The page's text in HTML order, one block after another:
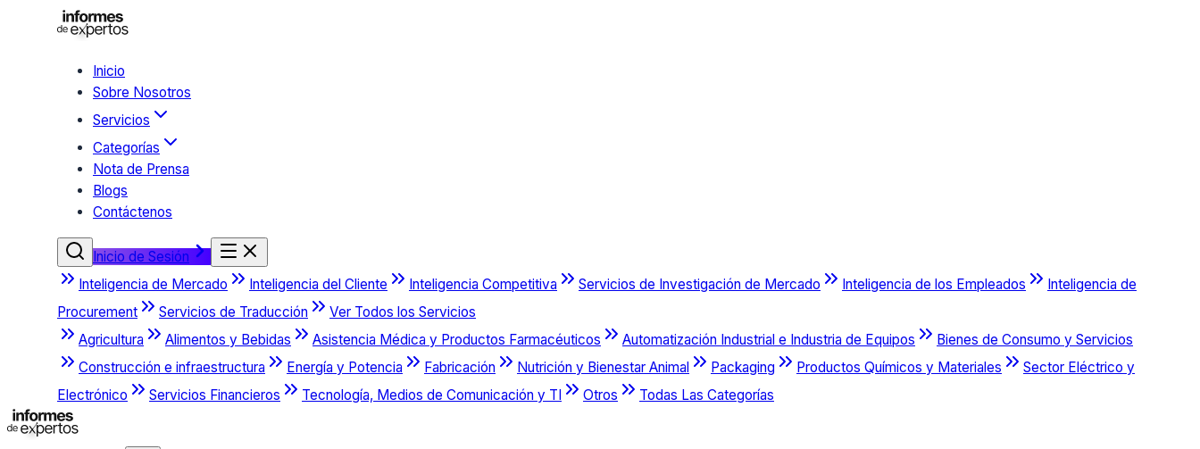
Inicio
Sobre Nosotros
Servicios
Categorías
Nota de Prensa
Blogs
Contáctenos
Inicio de Sesión
Inteligencia de Mercado
Inteligencia del Cliente Inteligencia Competitiva Servicios de Investigación de Mercado Inteligencia de los Empleados
Inteligencia de
Procurement
Servicios de Traducción
Ver Todos los Servicios
Agricultura
Alimentos y Bebidas Asistencia Médica y Productos Farmacéuticos Automatización Industrial e Industria de Equipos
Bienes de Consumo y Servicios
Construcción e infraestructura
Energía y Potencia Fabricación Nutrición y Bienestar Animal Packaging Productos Químicos y Materiales
Sector Eléctrico y
Electrónico
Servicios Financieros Tecnología, Medios de Comunicación y TI Otros Todas Las Categorías